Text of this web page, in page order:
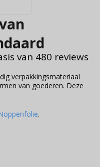
van 480 reviews
verpakkingsmateriaal
van goederen. Deze
.